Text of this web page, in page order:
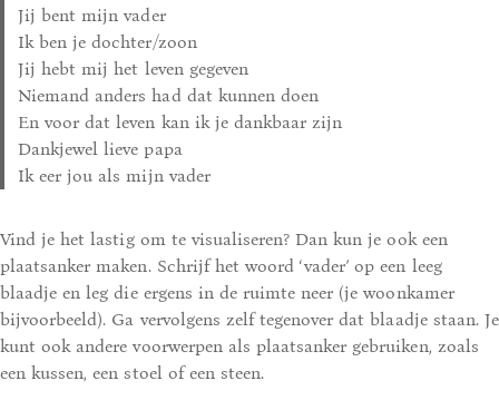
Jij bent mijn vader
Ik ben je dochter/zoon
Jij hebt mij het leven gegeven
Niemand anders had dat kunnen doen
En voor dat leven kan ik je dankbaar zijn
Dankjewel lieve papa
Ik eer jou als mijn vader
Vind je het lastig om te visualiseren? Dan kun je ook een
plaatsanker maken. Schrijf het woord ‘vader’ op een leeg
blaadje en leg die ergens in de ruimte neer (je woonkamer
bijvoorbeeld). Ga vervolgens zelf tegenover dat blaadje staan. Je
kunt ook andere voorwerpen als plaatsanker gebruiken, zoals
een kussen, een stoel of een steen.